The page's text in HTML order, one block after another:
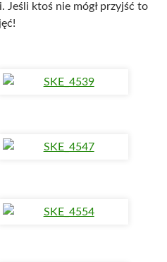
Jeśli ktoś nie mógł przyjść to